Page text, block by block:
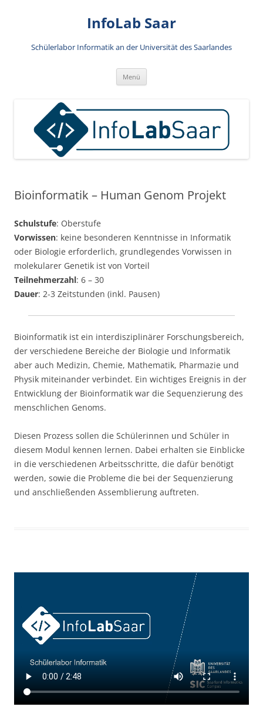
InfoLab Saar
Schülerlabor Informatik an der Universität des Saarlandes
Menü
Bioinformatik – Human Genom Projekt
Schulstufe: Oberstufe
Vorwissen: keine besonderen Kenntnisse in Informatik
oder Biologie erforderlich, grundlegendes Vorwissen in
molekularer Genetik ist von Vorteil
Teilnehmerzahl: 6 – 30
Dauer: 2-3 Zeitstunden (inkl. Pausen)
Bioinformatik ist ein interdisziplinärer Forschungsbereich,
der verschiedene Bereiche der Biologie und Informatik
aber auch Medizin, Chemie, Mathematik, Pharmazie und
Physik miteinander verbindet. Ein wichtiges Ereignis in der
Entwicklung der Bioinformatik war die Sequenzierung des
menschlichen Genoms.
Diesen Prozess sollen die Schülerinnen und Schüler in
diesem Modul kennen lernen. Dabei erhalten sie Einblicke
in die verschiedenen Arbeitsschritte, die dafür benötigt
werden, sowie die Probleme die bei der Sequenzierung
und anschließenden Assemblierung auftreten.